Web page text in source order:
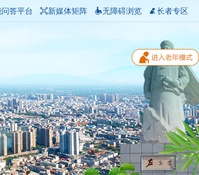
答平台 新媒体矩阵 无障碍浏览 长者专区